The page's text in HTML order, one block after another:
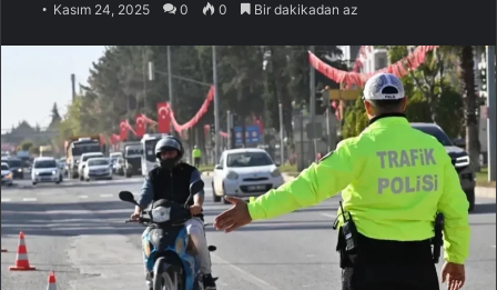
Kasım 24, 2025 0 0 Bir dakikadan az